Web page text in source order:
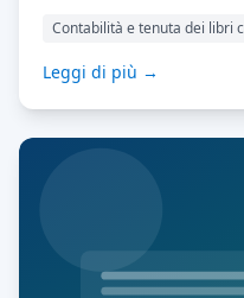
intelligente. Il nostro
di ricerca dati introduce
funzionalità: le sezioni
solo il tuo team può
Contabilità e tenuta dei libri
Leggi di più →